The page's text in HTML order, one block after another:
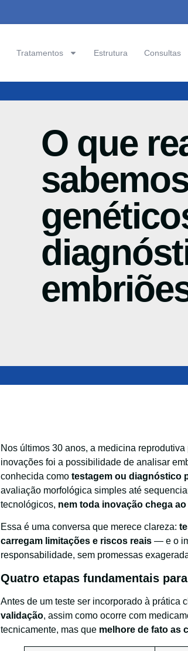
Tratamentos Estrutura Consultas
O que
Nos últimos 30 anos, a medicina
inovações foi a possibilidade de analisar
conhecida como testagem ou diagnóstico
avaliação morfológica simples até
tecnológicos, nem toda inovação chega
Essa é uma conversa que merece clareza:
carregam limitações e riscos reais — e o
responsabilidade, sem promessas
Quatro etapas fundamentais
Antes de um teste ser incorporado à prática
validação, assim como ocorre com
tecnicamente, mas que melhore de fato as